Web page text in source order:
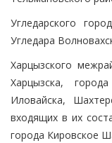
Угледарского
Угледара
Харцызского
Харцызска,
Иловайска,
входящих в их
города Кировское